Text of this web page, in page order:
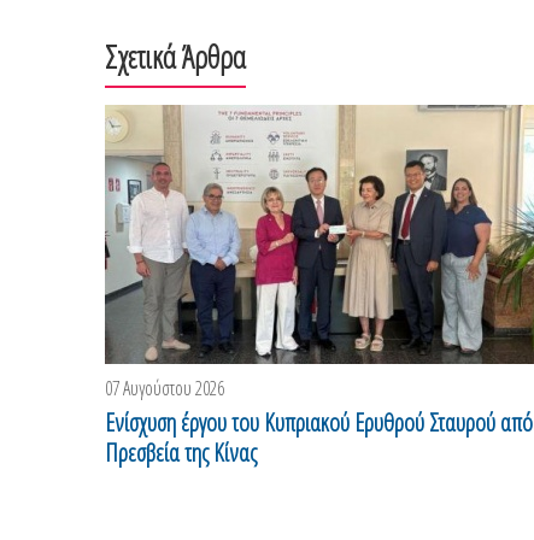
Σχετικά Άρθρα
07 Αυγούστου 2026
Ενίσχυση έργου του Κυπριακού Ερυθρού Σταυρού από
Πρεσβεία της Κίνας